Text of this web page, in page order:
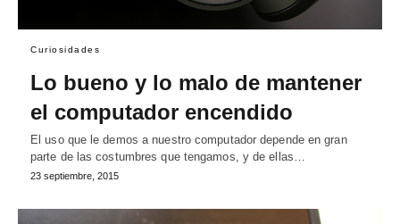
Curiosidades
Lo bueno y lo malo de mantener
el computador encendido
El uso que le demos a nuestro computador depende en gran
parte de las costumbres que tengamos, y de ellas…
23 septiembre, 2015